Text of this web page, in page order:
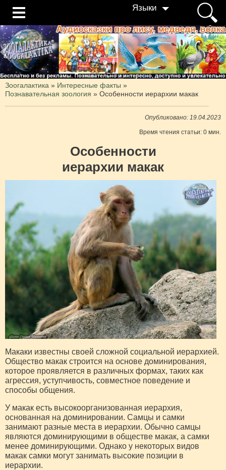
Языки
Зоогалактика » Интересные факты »
Познавательная зоология » Особенности иерархии макак
Опубликовано: 19.04.2023
Время чтения статьи: 0 мин.
Особенности
иерархии макак
Макаки известны своей сложной социальной иерархией.
Общество макак строится на основе доминирования,
которое проявляется в различных формах, таких как
агрессия, уступчивость, совместное поведение и
способы общения.
У макак есть высокоорганизованная иерархия,
основанная на доминировании. Самцы и самки
занимают разные места в иерархии. Обычно самцы
являются доминирующими в обществе макак, а самки
менее доминирующими. Однако у некоторых видов
макак самки могут занимать высокие позиции в
иерархии.